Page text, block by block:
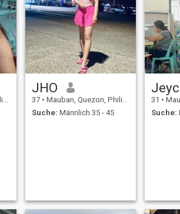
JHO
37 • Mauban, Quezon, Philippinen
Suche: Männlich 35 - 45
31 •
Suche: